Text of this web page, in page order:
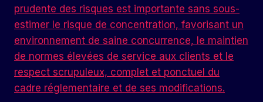
prudente des risques est importante sans sous-
estimer le risque de concentration, favorisant un
environnement de saine concurrence, le maintien
de normes élevées de service aux clients et le
respect scrupuleux, complet et ponctuel du
cadre réglementaire et de ses modifications.